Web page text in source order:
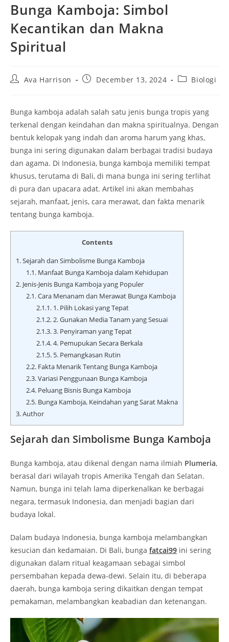
Bunga Kamboja: Simbol
Kecantikan dan Makna
Spiritual
PostAva Harrison
PostDecember 13, 2024
PostBiologi
Bunga kamboja adalah salah satu jenis bunga tropis yang
terkenal dengan keindahan dan makna spiritualnya. Dengan
bentuk kelopak yang indah dan aroma harum yang khas,
bunga ini sering digunakan dalam berbagai tradisi budaya
dan agama. Di Indonesia, bunga kamboja memiliki tempat
khusus, terutama di Bali, di mana bunga ini sering terlihat
di pura dan upacara adat. Artikel ini akan membahas
sejarah, manfaat, jenis, cara merawat, dan fakta menarik
tentang bunga kamboja.
Contents
1.Sejarah dan Simbolisme Bunga Kamboja
1.1.Manfaat Bunga Kamboja dalam Kehidupan
2. Jenis-Jenis Bunga Kamboja yang Populer
2.1.Cara Menanam dan Merawat Bunga Kamboja
2.1.1.1. Pilih Lokasi yang Tepat
2.1.2.2. Gunakan Media Tanam yang Sesuai
2.1.3.3. Penyiraman yang Tepat
2.1.4.4. Pemupukan Secara Berkala
2.1.5.5. Pemangkasan Rutin
2.2.Fakta Menarik Tentang Bunga Kamboja
2.3.Variasi Penggunaan Bunga Kamboja
2.4.Peluang Bisnis Bunga Kamboja
2.5.Bunga Kamboja, Keindahan yang Sarat Makna
3.Author
Sejarah dan Simbolisme Bunga Kamboja
Bunga kamboja, atau dikenal dengan nama ilmiah Plumeria,
berasal dari wilayah tropis Amerika Tengah dan Selatan.
Namun, bunga ini telah lama diperkenalkan ke berbagai
negara, termasuk Indonesia, dan menjadi bagian dari
budaya lokal.
Dalam budaya Indonesia, bunga kamboja melambangkan
kesucian dan kedamaian. Di Bali, bunga fatcai99 ini sering
digunakan dalam ritual keagamaan sebagai simbol
persembahan kepada dewa-dewi. Selain itu, di beberapa
daerah, bunga kamboja sering dikaitkan dengan tempat
pemakaman, melambangkan keabadian dan ketenangan.